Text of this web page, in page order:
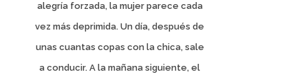
alegría forzada, la mujer parece cada
vez más deprimida. Un día, después de
unas cuantas copas con la chica, sale
a conducir. A la mañana siguiente, el